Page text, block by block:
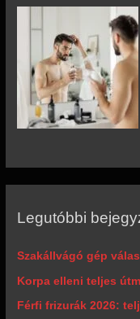
Legutóbbi
Szakállvágó gép
Korpa elleni teljes
Férfi frizurák 2026: